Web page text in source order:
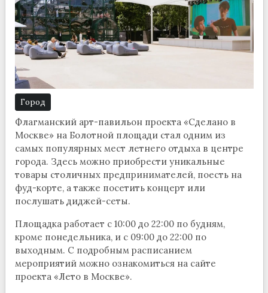
Город
Флагманский арт-павильон проекта «Сделано в
Москве» на Болотной площади стал одним из
самых популярных мест летнего отдыха в центре
города. Здесь можно приобрести уникальные
товары столичных предпринимателей, поесть на
фуд-корте, а также посетить концерт или
послушать диджей-сеты.
Площадка работает с 10:00 до 22:00 по будням,
кроме понедельника, и с 09:00 до 22:00 по
выходным. С подробным расписанием
мероприятий можно ознакомиться на сайте
проекта «Лето в Москве».